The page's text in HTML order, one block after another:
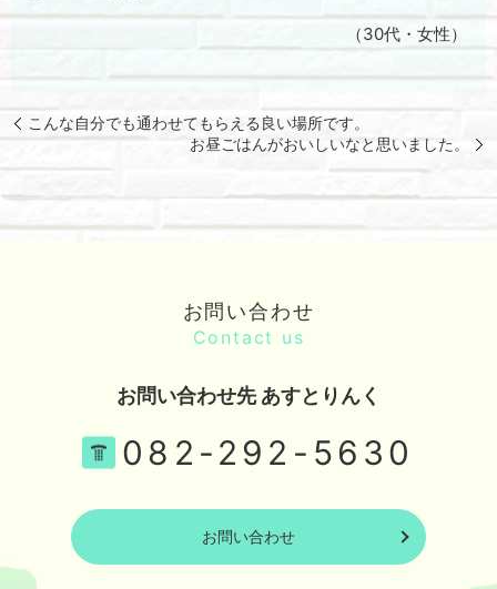
（30代・女性）
こんな自分でも通わせてもらえる良い場所です。
お昼ごはんがおいしいなと思いました。
お問い合わせ
Contact us
お問い合わせ先 あすとりんく
082-292-5630
お問い合わせ